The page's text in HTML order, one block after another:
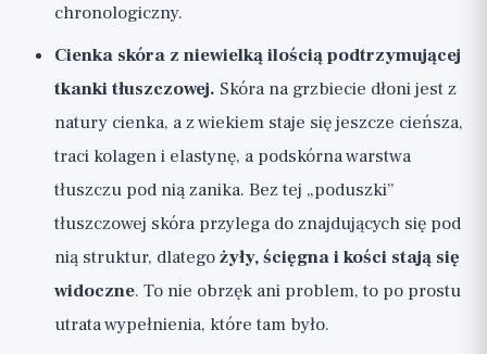
chronologiczny.
Cienka skóra z niewielką ilością podtrzymującej
tkanki tłuszczowej. Skóra na grzbiecie dłoni jest z
natury cienka, a z wiekiem staje się jeszcze cieńsza,
traci kolagen i elastynę, a podskórna warstwa
tłuszczu pod nią zanika. Bez tej „poduszki”
tłuszczowej skóra przylega do znajdujących się pod
nią struktur, dlategożyły, ścięgna i kości stają się
widoczne. To nie obrzęk ani problem, to po prostu
utrata wypełnienia, które tam było.